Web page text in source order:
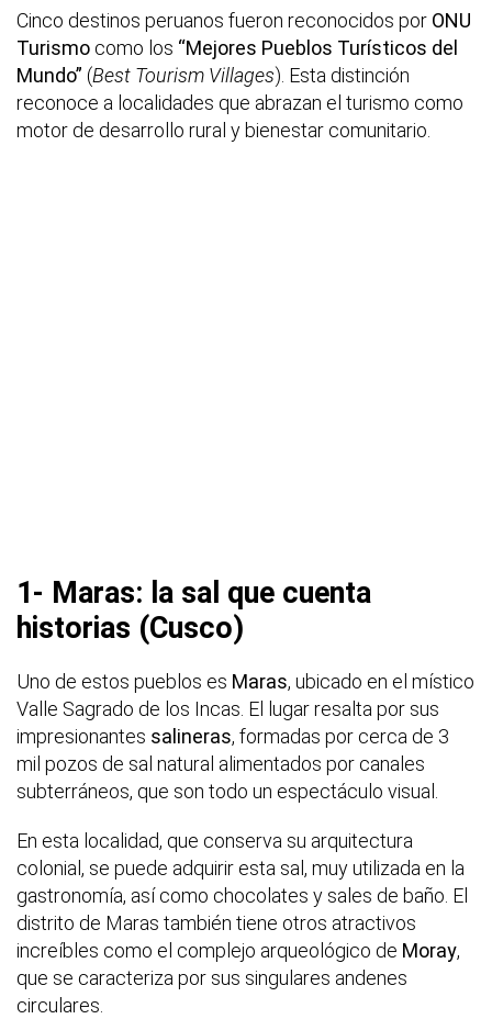
Cinco destinos peruanos fueron reconocidos por ONU
Turismo como los “Mejores Pueblos Turísticos del
Mundo” (Best Tourism Villages). Esta distinción
reconoce a localidades que abrazan el turismo como
motor de desarrollo rural y bienestar comunitario.
1- Maras: la sal que cuenta
historias (Cusco)
Uno de estos pueblos es Maras, ubicado en el místico
Valle Sagrado de los Incas. El lugar resalta por sus
impresionantes salineras, formadas por cerca de 3
mil pozos de sal natural alimentados por canales
subterráneos, que son todo un espectáculo visual.
En esta localidad, que conserva su arquitectura
colonial, se puede adquirir esta sal, muy utilizada en la
gastronomía, así como chocolates y sales de baño. El
distrito de Maras también tiene otros atractivos
increíbles como el complejo arqueológico de Moray,
que se caracteriza por sus singulares andenes
circulares.